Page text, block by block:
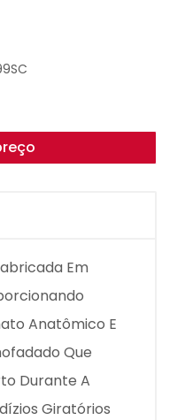
Em
Anatômico E
Que
Durante A
Giratórios